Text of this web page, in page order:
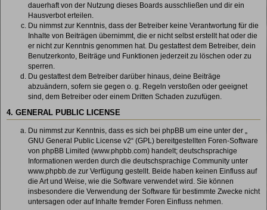
dauerhaft von der Nutzung dieses Boards ausschließen und dir ein
Hausverbot erteilen.
Du nimmst zur Kenntnis, dass der Betreiber keine Verantwortung für die
Inhalte von Beiträgen übernimmt, die er nicht selbst erstellt hat oder die
er nicht zur Kenntnis genommen hat. Du gestattest dem Betreiber, dein
Benutzerkonto, Beiträge und Funktionen jederzeit zu löschen oder zu
sperren.
Du gestattest dem Betreiber darüber hinaus, deine Beiträge
abzuändern, sofern sie gegen o. g. Regeln verstoßen oder geeignet
sind, dem Betreiber oder einem Dritten Schaden zuzufügen.
4. GENERAL PUBLIC LICENSE
Du nimmst zur Kenntnis, dass es sich bei phpBB um eine unter der „
GNU General Public License v2“ (GPL) bereitgestellten Foren-Software
von phpBB Limited (www.phpbb.com) handelt; deutschsprachige
Informationen werden durch die deutschsprachige Community unter
www.phpbb.de zur Verfügung gestellt. Beide haben keinen Einfluss auf
die Art und Weise, wie die Software verwendet wird. Sie können
insbesondere die Verwendung der Software für bestimmte Zwecke nicht
untersagen oder auf Inhalte fremder Foren Einfluss nehmen.